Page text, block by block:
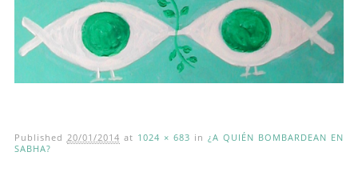
Published 20/01/2014 at 1024 × 683 in¿A QUIÉN BOMBARDEAN EN
SABHA?